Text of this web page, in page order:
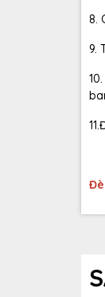
8.
9.